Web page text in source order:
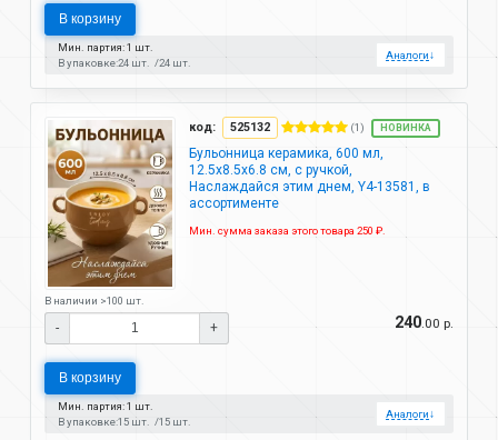
В корзину
Мин. партия: 1 шт.
В упаковке:24 шт. 24 шт.
Аналоги↓
код: 525132 (1) НОВИНКА
Бульонница керамика, 600 мл,
12.5х8.5х6.8 см, с ручкой,
Наслаждайся этим днем, Y4-13581, в
ассортименте
Мин. сумма заказа этого товара 250 ₽.
В наличии >100 шт.
- + 240.00 р.
В корзину
Мин. партия: 1 шт.
В упаковке:15 шт. 15 шт.
Аналоги↓